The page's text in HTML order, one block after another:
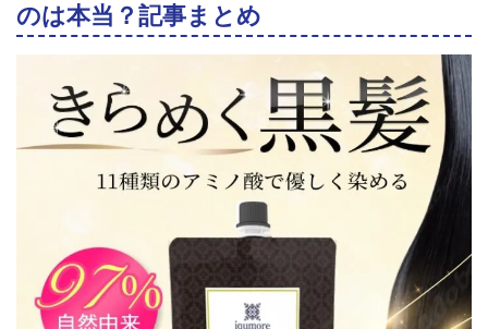
のは本当？記事まとめ